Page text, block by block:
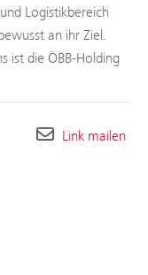
Logistikbereich
an ihr Ziel.
ist die ÖBB-Holding
Link mailen